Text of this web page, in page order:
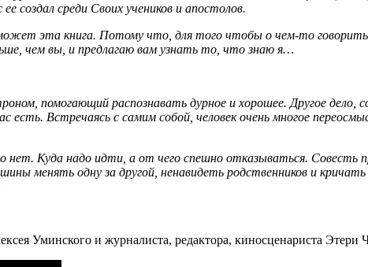
создал среди Своих учеников и апостолов.
эта книга. Потому что, для того чтобы о чем-то
чем вы, и предлагаю вам узнать то, что знаю я…
помогающий распознавать дурное и хорошее. Другое дело,
Встречаясь с самим собой, человек очень многое
Куда надо идти, а от чего спешно отказываться. Совесть
менять одну за другой, ненавидеть родственников и
Уминского и журналиста, редактора, киносценариста Этери